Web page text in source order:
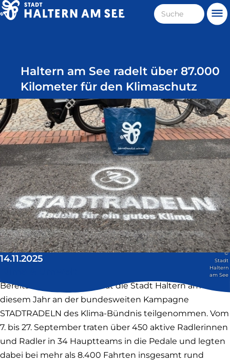
Direkt
zum
Suche
Haltern am See radelt über 87.000
Kilometer für den Klimaschutz
14.11.2025
©
Stadt
Haltern
am See
Bereits zum achten Mal hat die Stadt Haltern am See in
diesem Jahr an der bundesweiten Kampagne
STADTRADELN des Klima-Bündnis teilgenommen. Vom
7. bis 27. September traten über 450 aktive Radlerinnen
und Radler in 34 Hauptteams in die Pedale und legten
dabei bei mehr als 8.400 Fahrten insgesamt rund